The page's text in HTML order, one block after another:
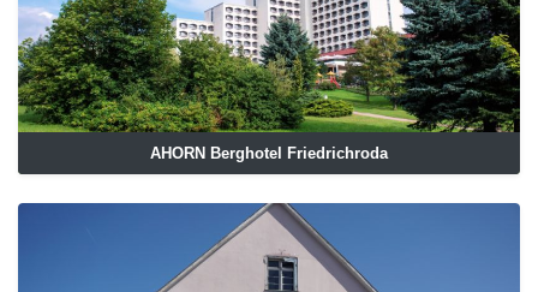
AHORN Berghotel Friedrichroda